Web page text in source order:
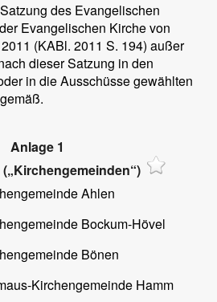
des Evangelischen
Evangelischen Kirche von
(KABl. 2011 S. 194) außer
dieser Satzung in den
in die Ausschüsse gewählten
Anlage 1
Ahlen
Bockum-Hövel
Bönen
Kirchengemeinde Hamm